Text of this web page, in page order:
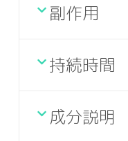
副作用
持続時間
成分説明